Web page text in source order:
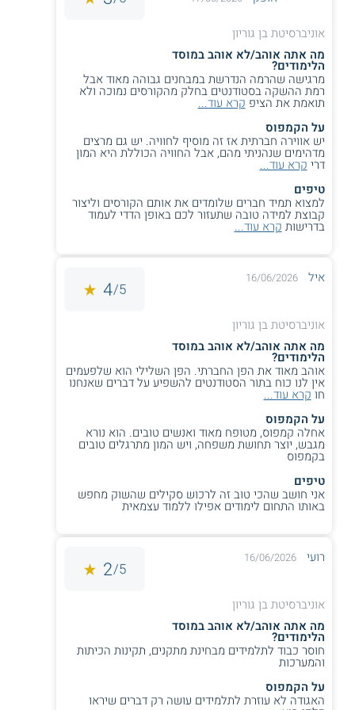
כלכלה יישומית לכלכלנים
ועוד
על מוסד הלימוד
נוספים, כגון לימודי כלכלה וניהול במסלול מובנה עם לימודי מדעי
ההתנהגות ולימודי כלכלה ומתמטיקה. כמו כן, מתקיימות תכניות
ללימודי כלכלה וחשבונאותולימודי כלכלה ומנהל עסקים.
סטודנטים מצטיינים יכולים ללמוד במסלול ישיר לתואר שני
בכלכלה, שאורכו כארבע שנים.
באוניברסיטה מתקיימים לימודים במגוון תחומים נוספים, כגון
הנדסה, ניהול, מדעי הבריאות, מדעי הרוח ועוד. סטודנטים יכולים
השונים הפועלים במוסד הלימוד.
בקבלה למסלול דו חוגי זה, מביאים בחשבון את הציון של
המועמדים בפסיכומטרי ואת ממוצע הבגרויות. במקרים מסוימים
יכולים להתקבל מועמדים שציון הפסיכומטרי שלהם נמוך מן הסף
הנדרש, אך ברשותם ציון גבוה בסכם הכמותי של הבחינה. כמו כן,
המועמדים נדרשים לציון גבוהבבגרות במתמטיקה
יחידות לימוד. מומלץ לפנות אל מוסד הלימוד ישירות כדי לקבל
את הפרטים המדויקים לגבי תנאי הקבלה ללימודים.
תעודה
סטודנטים שעומדים בהצלחה בכל חובותיהם מקבלים תואר ראשון
BA בוגר בכלכלה וסטטיסטיקה, מטעם אוניברסיטת בן-גוריון בנגב.
יש לציין כי הקורסים בתחום מדעי הנתונים מצוינים על גבי גיליון
** לתשומת לבך נכונות המידע עלולה להשתנות
צוות האתר. למען הסר ספק בין האתר למוסד
הלימודים לא מתקיים קשר מכל סוג שהוא.
למידע נוסף לחצו:
אוניברסיטת בן גוריון
מה אתה אוהב/לא אוהב במוסד
הלימודים?
מרגישה שהרמה הנדרשת במבחנים גבוהה מאוד אבל
רמת ההשקה בסטודנטים בחלק מהקורסים נמוכה ולא
תואמת את הציפ קרא עוד...
על הקמפוס
יש אווירה חברתית אז זה מוסיף לחוויה. יש גם מרצים
מדהימים שנהניתי מהם, אבל החוויה הכוללת היא המון
דרי קרא עוד...
טיפים
למצוא תמיד חברים שלומדים את אותם הקורסים וליצור
קבוצת למידה טובה שתעזור לכם באופן הדדי לעמוד
בדרישות קרא עוד...
איל 16/06/2026
5/
4
אוניברסיטת בן גוריון
מה אתה אוהב/לא אוהב במוסד
הלימודים?
אוהב מאוד את הפן החברתי. הפן השלילי הוא שלפעמים
אין לנו כוח בתור הסטודנטים להשפיע על דברים שאנחנו
חו קרא עוד...
על הקמפוס
אחלה קמפוס, מטופח מאוד ואנשים טובים. הוא נורא
מגבש, יוצר תחושת משפחה, ויש המון מתרגלים טובים
בקמפוס
טיפים
אני חושב שהכי טוב זה לרכוש סקילים שהשוק מחפש
באותו התחום לימודים אפילו ללמוד עצמאית
רועי 16/06/2026
5/
2
אוניברסיטת בן גוריון
מה אתה אוהב/לא אוהב במוסד
הלימודים?
חוסר כבוד לתלמידים מבחינת מתקנים, תקינות הכיתות
והמערכות
על הקמפוס
האגודה לא עוזרת לתלמידים עושה רק דברים שיראו